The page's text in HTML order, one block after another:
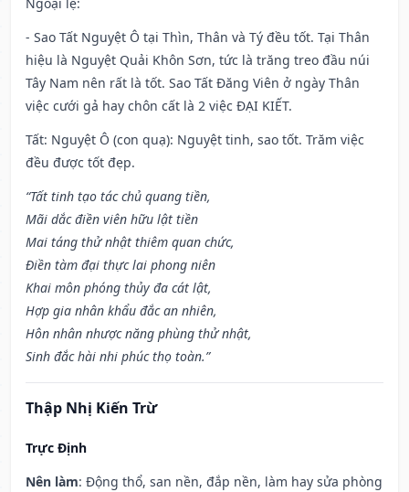
- Sao Tất Nguyệt Ô tại Thìn, Thân và Tý đều tốt. Tại Thân
hiệu là Nguyệt Quải Khôn Sơn, tức là trăng treo đầu núi
Tây Nam nên rất là tốt. Sao Tất Đăng Viên ở ngày Thân
việc cưới gả hay chôn cất là 2 việc ĐẠI KIẾT.
Tất: Nguyệt Ô (con quạ): Nguyệt tinh, sao tốt. Trăm việc
đều được tốt đẹp.
“Tất tinh tạo tác chủ quang tiền,
Mãi dắc điền viên hữu lật tiền
Mai táng thử nhật thiêm quan chức,
Điền tàm đại thực lai phong niên
Khai môn phóng thủy đa cát lật,
Hợp gia nhân khẩu đắc an nhiên,
Hôn nhân nhược năng phùng thử nhật,
Sinh đắc hài nhi phúc thọ toàn.”
Thập Nhị Kiến Trừ
Trực Định
Nên làm: Động thổ, san nền, đắp nền, làm hay sửa phòng